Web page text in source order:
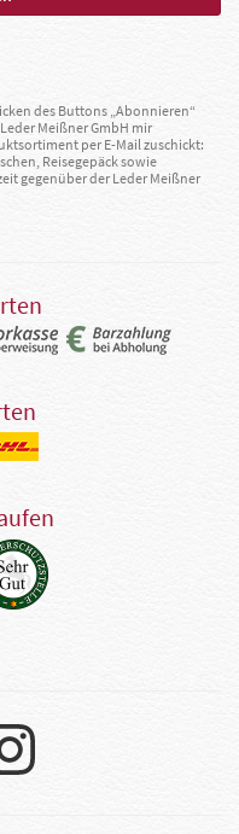
des Buttons „Abonnieren“
Meißner GmbH mir
per E-Mail zuschickt:
Reisegepäck sowie
gegenüber der Leder Meißner